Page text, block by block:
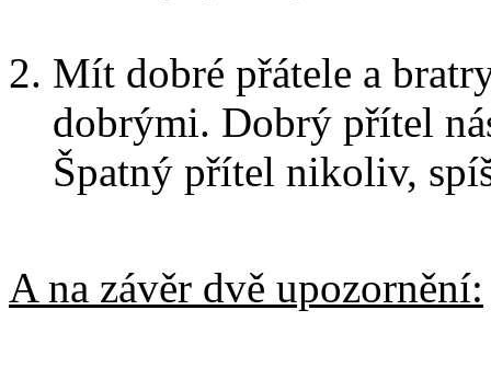
Mít dobré přátele a
dobrými. Dobrý přítel
Špatný přítel nikoliv,
A na závěr dvě upozornění: